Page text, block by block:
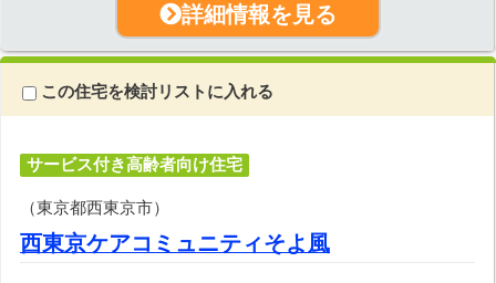
詳細情報を見る
この住宅を検討リストに入れる
サービス付き高齢者向け住宅
（東京都西東京市）
西東京ケアコミュニティそよ風